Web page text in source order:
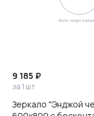
9 185 ₽
за 1 шт
Зеркало "Энджой